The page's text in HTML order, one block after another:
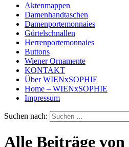
Aktenmappen
Damenhandtaschen
Damenportemonnaies
Gürtelschnallen
Herrenportemonnaies
Buttons
Wiener Ornamente
KONTAKT
Über WIENxSOPHIE
Home – WIENxSOPHIE
Impressum
Suchen nach:
Alle Beiträge von